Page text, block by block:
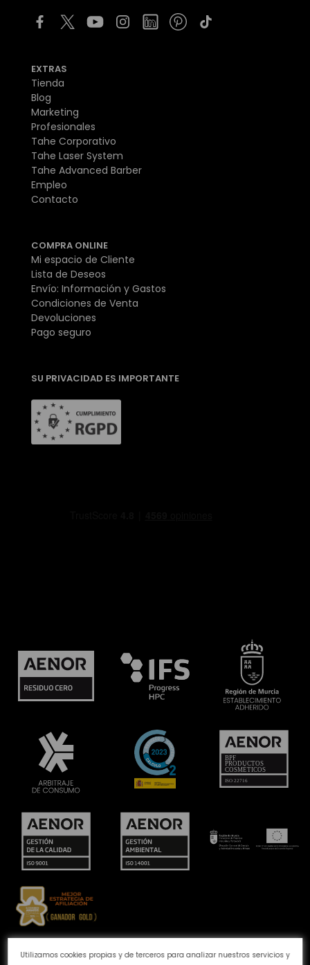
Utilizamos cookies propias y de terceros para analizar nuestros servicios y
EXTRAS
Tienda
Blog
Marketing
Profesionales
Tahe Corporativo
Tahe Laser System
Tahe Advanced Barber
Empleo
Contacto
COMPRA ONLINE
Mi espacio de Cliente
Lista de Deseos
Envío: Información y Gastos
Condiciones de Venta
Devoluciones
Pago seguro
SU PRIVACIDAD ES IMPORTANTE
Canal de denuncias Política de Cookies
Política de